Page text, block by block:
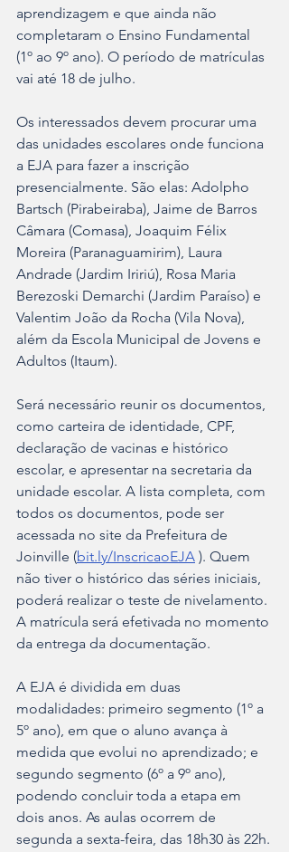
aprendizagem e que ainda não
completaram o Ensino Fundamental
(1º ao 9º ano). O período de matrículas
vai até 18 de julho.
Os interessados devem procurar uma
das unidades escolares onde funciona
a EJA para fazer a inscrição
presencialmente. São elas: Adolpho
Bartsch (Pirabeiraba), Jaime de Barros
Câmara (Comasa), Joaquim Félix
Moreira (Paranaguamirim), Laura
Andrade (Jardim Iririú), Rosa Maria
Berezoski Demarchi (Jardim Paraíso) e
Valentim João da Rocha (Vila Nova),
além da Escola Municipal de Jovens e
Adultos (Itaum).
Será necessário reunir os documentos,
como carteira de identidade, CPF,
declaração de vacinas e histórico
escolar, e apresentar na secretaria da
unidade escolar. A lista completa, com
todos os documentos, pode ser
acessada no site da Prefeitura de
Joinville (bit.ly/InscricaoEJA ). Quem
não tiver o histórico das séries iniciais,
poderá realizar o teste de nivelamento.
A matrícula será efetivada no momento
da entrega da documentação.
A EJA é dividida em duas
modalidades: primeiro segmento (1º a
5º ano), em que o aluno avança à
medida que evolui no aprendizado; e
segundo segmento (6º a 9º ano),
podendo concluir toda a etapa em
dois anos. As aulas ocorrem de
segunda a sexta-feira, das 18h30 às 22h.